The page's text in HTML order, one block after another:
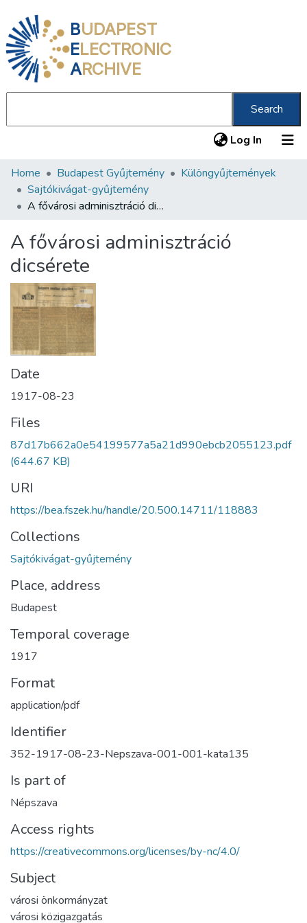
BUDAPEST
ELECTRONIC
ARCHIVE
Search
Log In (current)
Communities & Collections
All of DSpace
About us
Home Budapest Gyűjtemény
Különgyűjtemények
Sajtókivágat-gyűjtemény
A fővárosi adminisztráció dicsérete
A fővárosi adminisztráció
dicsérete
Date
1917-08-23
Files
87d17b662a0e54199577a5a21d990ebcb2055123.pdf
(644.67 KB)
URI
https://bea.fszek.hu/handle/20.500.14711/118883
Collections
Sajtókivágat-gyűjtemény
Place, address
Budapest
Temporal coverage
1917
Format
application/pdf
Identifier
352-1917-08-23-Nepszava-001-001-kata135
Is part of
Népszava
Access rights
https://creativecommons.org/licenses/by-nc/4.0/
Subject
városi önkormányzat
városi közigazgatás